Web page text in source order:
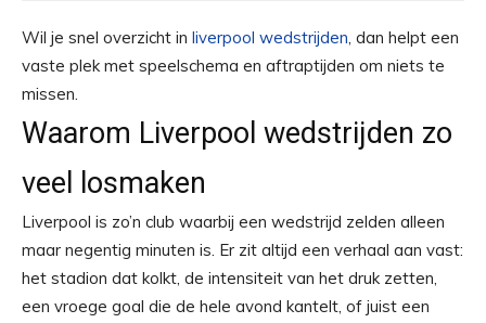
Wil je snel overzicht in liverpool wedstrijden, dan helpt een
vaste plek met speelschema en aftraptijden om niets te
missen.
Waarom Liverpool wedstrijden zo
veel losmaken
Liverpool is zo’n club waarbij een wedstrijd zelden alleen
maar negentig minuten is. Er zit altijd een verhaal aan vast:
het stadion dat kolkt, de intensiteit van het druk zetten,
een vroege goal die de hele avond kantelt, of juist een